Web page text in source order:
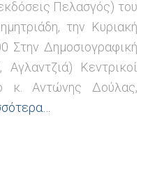
Πελασγός) του
την Κυριακή
Στην Δημοσιογραφική
Κεντρικοί
κ. Αντώνης Δούλας,